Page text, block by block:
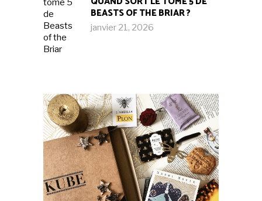
BEASTS OF THE BRIAR ?
janvier 21, 2026